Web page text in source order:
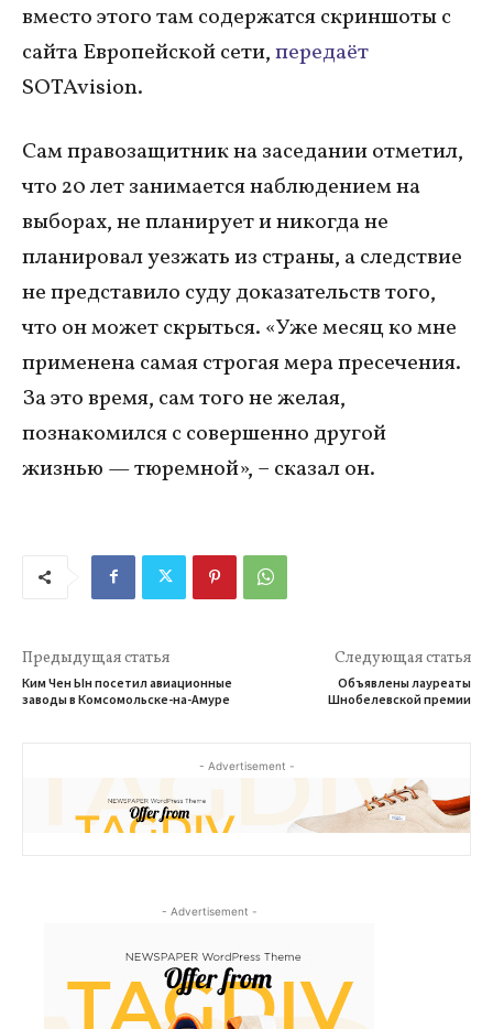
вместо этого там содержатся скриншоты с
сайта Европейской сети,передаёт
SOTAvision.
Сам правозащитник на заседании отметил,
что 20 лет занимается наблюдением на
выборах, не планирует и никогда не
планировал уезжать из страны, а следствие
не представило суду доказательств того,
что он может скрыться. «Уже месяц ко мне
применена самая строгая мера пресечения.
За это время, сам того не желая,
познакомился с совершенно другой
жизнью — тюремной», – сказал он.
Предыдущая статья
Ким Чен Ын посетил авиационные
заводы в Комсомольске-на-Амуре
Следующая статья
Объявлены лауреаты
Шнобелевской премии
- Advertisement -
- Advertisement -